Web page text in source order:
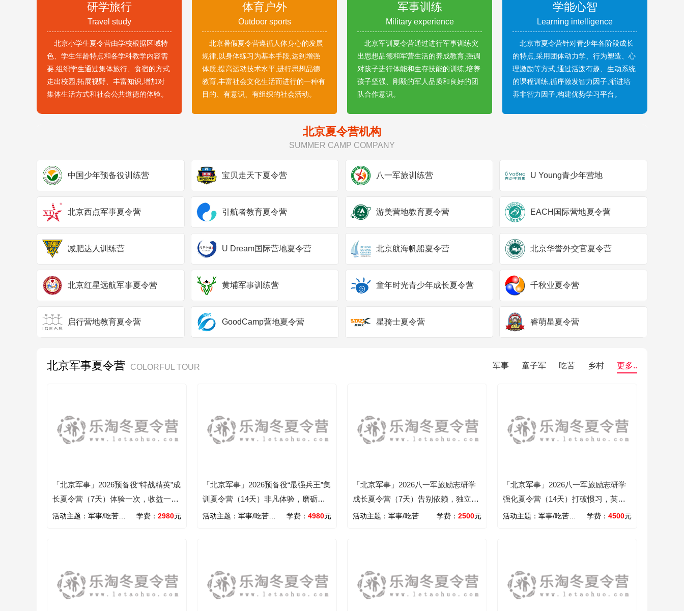
4 5 6 7
研学旅行
Travel study
北京小学生夏令营由学校根据区域特
色、学生年龄特点和各学科教学内容需
要,组织学生通过集体旅行、食宿的方式
走出校园,拓展视野、丰富知识,增加对
集体生活方式和社会公共道德的体验。
体育户外
Outdoor sports
北京暑假夏令营遵循人体身心的发展
规律,以身体练习为基本手段,达到增强
体质,提高运动技术水平,进行思想品德
教育,丰富社会文化生活而进行的一种有
目的、有意识、有组织的社会活动。
军事训练
Military experience
北京军训夏令营通过进行军事训练突
出思想品德和军营生活的养成教育;强调
对孩子进行体能和生存技能的训练;培养
孩子坚强、刚毅的军人品质和良好的团
队合作意识。
学能心智
Learning intelligence
北京市夏令营针对青少年各阶段成长
的特点,采用团体动力学、行为塑造、心
理激励等方式,通过活泼有趣、生动系统
的课程训练,循序激发智力因子,渐进培
养非智力因子,构建优势学习平台。
北京夏令营机构
SUMMER CAMP COMPANY
中国少年预备役训练营 宝贝走天下夏令营 八一军旅训练营 U Young青少年营地
北京西点军事夏令营 引航者教育夏令营 游美营地教育夏令营 EACH国际营地夏令营
减肥达人训练营 U Dream国际营地夏令营 北京航海帆船夏令营 北京华誉外交官夏令营
北京红星远航军事夏令营 黄埔军事训练营 童年时光青少年成长夏令营 千秋业夏令营
启行营地教育夏令营 GoodCamp营地夏令营 星骑士夏令营 睿萌星夏令营
北京军事夏令营 COLORFUL TOUR 军事 童子军 吃苦 乡村 更多..
「北京军事」2026预备役“特战精英”成
长夏令营（7天）体验一次，收益一
生！
学费： 2980元
活动主题： 军事/吃苦/心智
「北京军事」2026预备役“最强兵王”集
训夏令营（14天）非凡体验，磨砺卓
越素质
学费： 4980元
活动主题： 军事/吃苦/心智/励志
「北京军事」2026八一军旅励志研学
成长夏令营（7天）告别依赖，独立自
信成长
学费： 2500元
活动主题： 军事/吃苦
「北京军事」2026八一军旅励志研学
强化夏令营（14天）打破惯习，英勇
无畏成长
学费： 4500元
活动主题： 军事/吃苦/心智/励志